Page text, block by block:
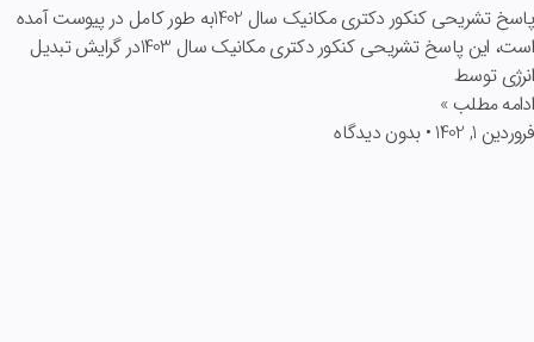
پاسخ تشریحی کنکور دکتری مکانیک سال 1402به طور کامل در پیوست آمده
است، این پاسخ تشریحی کنکور دکتری مکانیک سال 1403در گرایش تبدیل
انرژی توسط
ادامه مطلب »
فروردین 1, 1402
بدون دیدگاه